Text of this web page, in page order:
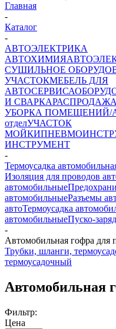
Главная
-
Каталог
-
АВТОЭЛЕКТРИКА
АВТОХИМИЯ
СУШИЛЬНОЕ
УЧАСТОКМЕБЕЛЬ ДЛЯ
АВТОСЕРВИСА
И СВАРКАРАСПРОДАЖА
УБОРКА ПОМЕЩЕНИЙ/
отделУЧАСТОК
МОЙКИ
ИНСТРУМЕНТ
-
Термоусадка
Изоляция для проводов
автомобильные
автомобильныеРазъемы
автоТермоусадка
автомобильныеПуско-
-
Автомобильная гофра для
Трубки, шланги,
термоусадочный
Автомобильная
Фильтр:
Цена